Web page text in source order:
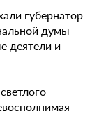
губернатор
думы
деятели и